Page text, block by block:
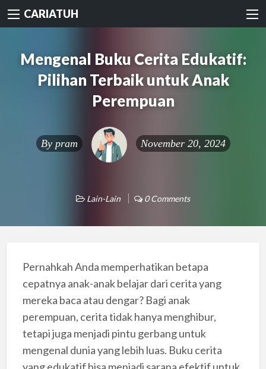
CARIATUH
Mengenal Buku Cerita Edukatif:
Pilihan Terbaik untuk Anak
Perempuan
By pram November 20, 2024
Lain-Lain 0 Comments
Pernahkah Anda memperhatikan betapa
cepatnya anak-anak belajar dari cerita yang
mereka baca atau dengar? Bagi anak
perempuan, cerita tidak hanya menghibur,
tetapi juga menjadi pintu gerbang untuk
mengenal dunia yang lebih luas. Buku cerita